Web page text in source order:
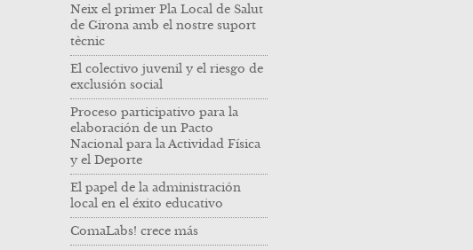
Neix el primer Pla Local de Salut
de Girona amb el nostre suport
tècnic
El colectivo juvenil y el riesgo de
exclusión social
Proceso participativo para la
elaboración de un Pacto
Nacional para la Actividad Física
y el Deporte
El papel de la administración
local en el éxito educativo
ComaLabs! crece más